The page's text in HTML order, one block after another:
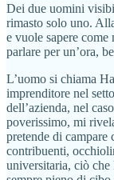
Dei due uomini
rimasto solo uno.
e vuole sapere come
parlare per un’ora,
L’uomo si chiama
imprenditore nel
dell’azienda, nel
poverissimo, mi
pretende di campare
contribuenti,
universitaria, ciò